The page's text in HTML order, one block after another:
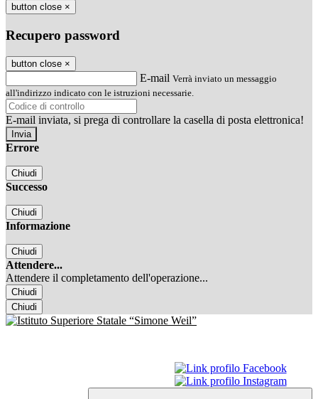
button close ×
Recupero password
button close ×
E-mail Verrà inviato un messaggio
all'indirizzo indicato con le istruzioni necessarie.
E-mail inviata, si prega di controllare la casella di posta elettronica!
Errore
Chiudi
Successo
Chiudi
Informazione
Chiudi
Attendere...
Attendere il completamento dell'operazione...
Chiudi
Chiudi